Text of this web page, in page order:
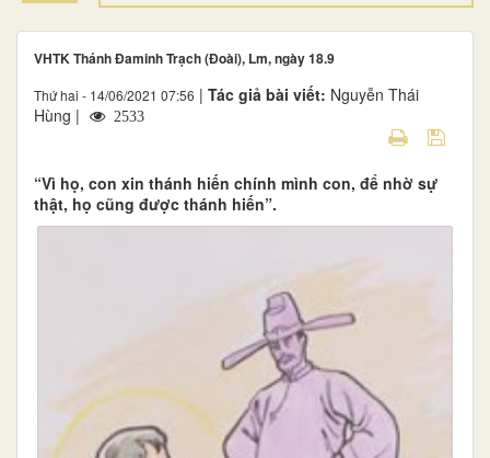
VHTK Thánh Ðaminh Trạch (Ðoài), Lm, ngày 18.9
Thứ hai - 14/06/2021 07:56 | Tác giả bài viết: Nguyễn Thái
Hùng |
2533
“Vì họ, con xin thánh hiến chính mình con, để nhờ sự
thật, họ cũng được thánh hiến”.